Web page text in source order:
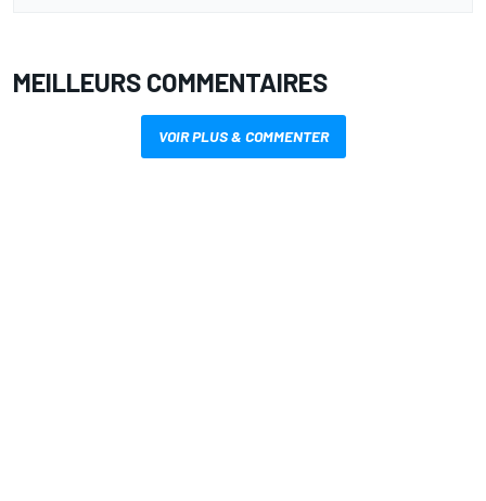
MEILLEURS COMMENTAIRES
VOIR PLUS & COMMENTER